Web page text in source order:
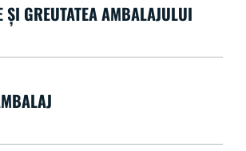
ȘI GREUTATEA AMBALAJULUI